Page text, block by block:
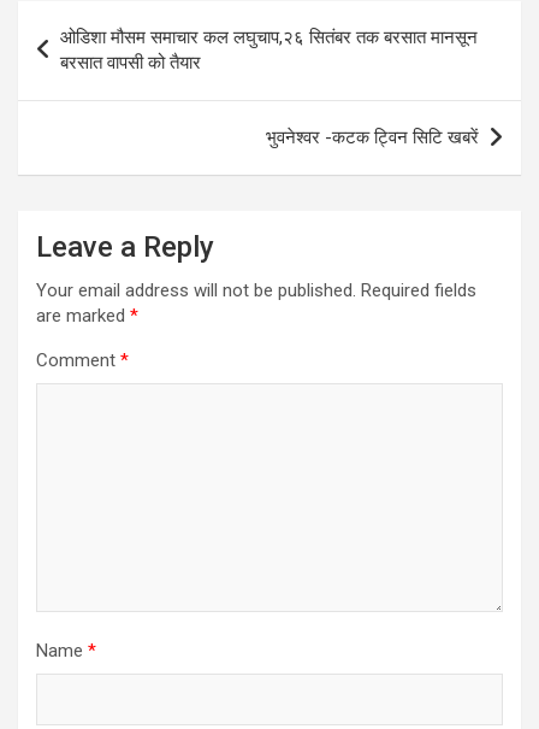
Post
navigation
ओडिशा मौसम समाचार कल लघुचाप,२६ सितंबर तक बरसात मानसून
बरसात वापसी को तैयार
भुवनेश्वर -कटक ट्विन सिटि खबरें
Leave a Reply
Your email address will not be published. Required fields
are marked *
Comment *
Name *